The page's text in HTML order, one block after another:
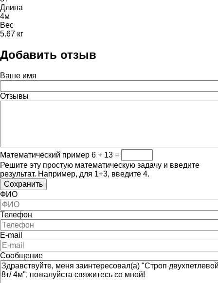
Длина
4м
Вес
5.67 кг
Добавить отзыв
Ваше имя
Отзывы
Математический пример 6 + 13 =
Решите эту простую математическую задачу и введите
результат. Например, для 1+3, введите 4.
ФИО
Телефон
E-mail
Сообщение